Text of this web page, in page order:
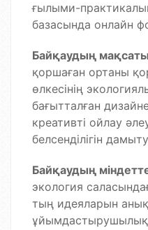
ғылыми-
базасында онлайн
Байқаудың
қоршаған ортаны
өлкесінің
бағытталған
креативті ойлау
белсенділігін
Байқаудың
экология
тың идеяларын
ұйымдастырушылық